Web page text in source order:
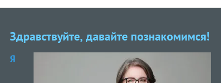
Здравствуйте, давайте познакомимся!
Я